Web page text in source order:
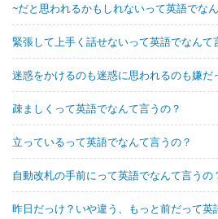
~だと思われるかもしれないって英語でな
緊張して上手く話せないって英語でなんて
迷惑をかけるのも迷惑に思われるのも嫌だ
疎ましくって英語でなんて言うの？
立っているって英語でなんて言うの？
自動改札の手前にって英語でなんて言うの
昨日だっけ？いや違う、もっと前だって英